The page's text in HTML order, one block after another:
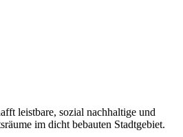
leistbare, sozial nachhaltige und
im dicht bebauten Stadtgebiet.